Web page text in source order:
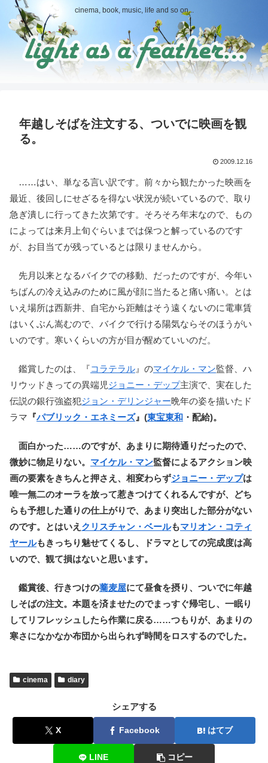
cinema, book, music, life and so on...
年越しそばを注文する、ついでに映画を観
る。
2009.12.16
……はい、単なる言い訳です。前々から観たかった映画を
最近、後回しにせざるを得ない状況が続いているので、取り
急ぎ潰しに行ってきた次第です。そろそろ年末なので、もの
によっては来月上旬ぐらいまでは保つと解っているのです
が、お目当てが残っているとは限りませんから。
先月以来となるバイクでの移動、だったのですが、今年い
ちばんの冷え込みのために風が顔に当たると痛い痛い。とは
いえ場所は西新井、自宅から距離はそう遠くないのに電車賃
はいくぶん嵩むので、バイクで行ける陽気ならそのほうがい
いのです。寒いくらいの方が目が醒めていいのだ。
鑑賞したのは、『コラテラル 』のマイケル・マン監督、ハ
リウッドきっての異端児ジョニー・デップ主演で、実在した
伝説の銀行強盗犯ジョン・デリンジャー晩年の姿を描いたド
ラマ 『パブリック・エネミーズ』(東宝東和 ・配給)。
面白かった……のですが、あまりに期待通りだったので、
微妙に物足りない。 マイケル・マン監督によるアクション映
画の要素をきちんと押さえ、相変わらずジョニー・デップは
唯一無二のオーラを放って惹きつけてくれるんですが、どち
らも予想した通りの仕上がりで、あまり突出した部分がない
のです。とはいえ クリスチャン・ベールもマリオン・コティ
ヤールもきっちり魅せてくるし、ドラマとしての完成度は高
いので、観て損はないと思います。
鑑賞後、行きつけの蕎麦屋にて昼食を摂り、ついでに年越
しそばの注文。本題を済ませたのでまっすぐ帰宅し、一眠り
してリフレッシュしたら作業に戻る……つもりが、あまりの
寒さになかなか布団から出られず時間をロスするのでした。
cinema diary
シェアする
X Facebook はてブ
LINE コピー